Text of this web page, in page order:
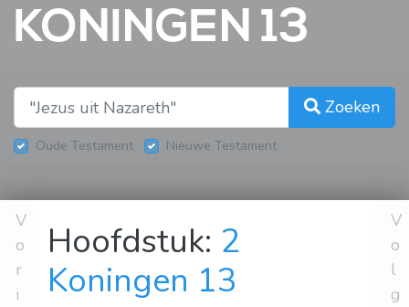
KONINGEN 13
Zoeken
Oude Testament Nieuwe Testament
V
o
r
i
Hoofdstuk: 2
Koningen 13
V
o
l
g